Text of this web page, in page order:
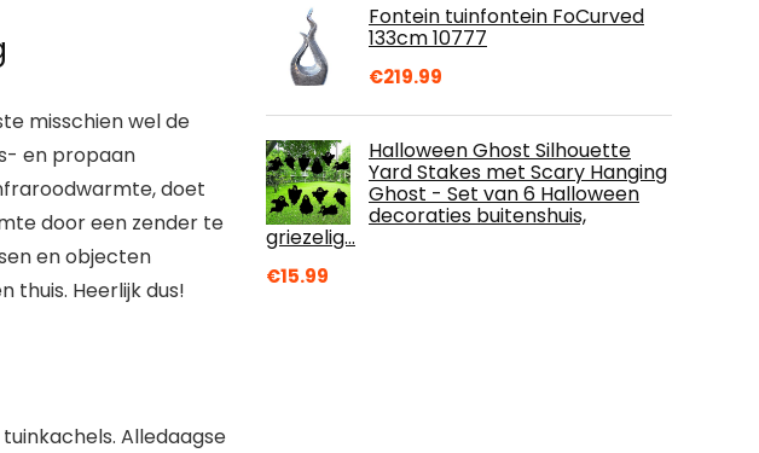
misschien wel de
en propaan
doet
door een zender te
en objecten
thuis. Heerlijk dus!
Alledaagse
Fontein tuinfontein FoCurved
133cm 10777
€219.99
Halloween Ghost Silhouette
Yard Stakes met Scary Hanging
Ghost - Set van 6 Halloween
decoraties buitenshuis,
griezelig…
€15.99